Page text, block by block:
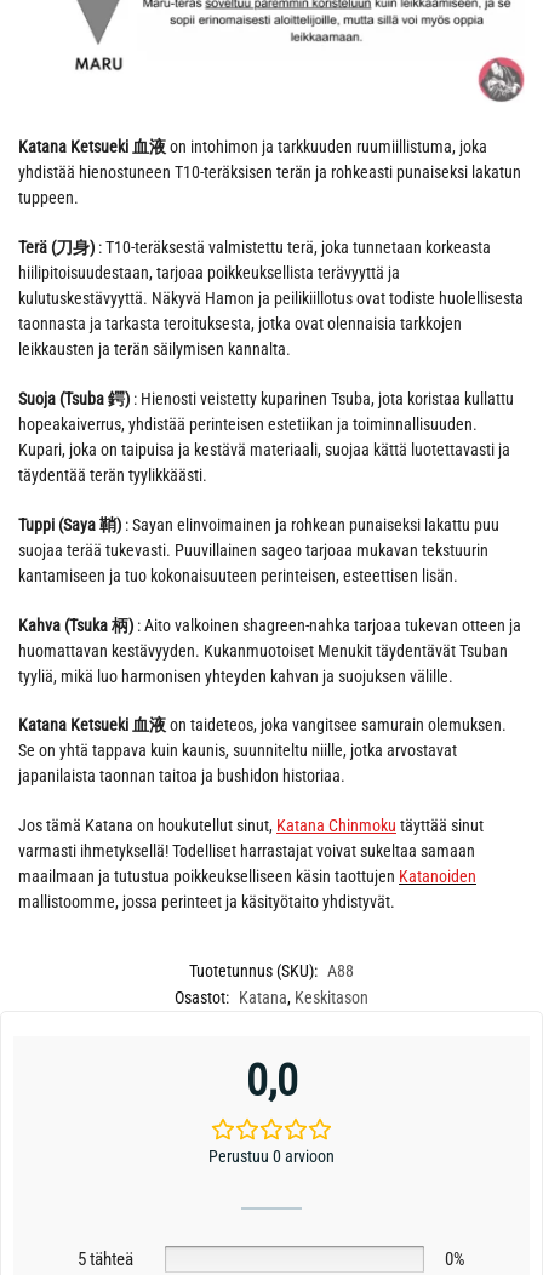
Katana Ketsueki 血液on intohimon ja tarkkuuden ruumiillistuma, joka
yhdistää hienostuneen T10-teräksisen terän ja rohkeasti punaiseksi lakatun
tuppeen.
Terä (刀身) : T10-teräksestä valmistettu terä, joka tunnetaan korkeasta
hiilipitoisuudestaan, tarjoaa poikkeuksellista terävyyttä ja
kulutuskestävyyttä. Näkyvä Hamon ja peilikiillotus ovat todiste huolellisesta
taonnasta ja tarkasta teroituksesta, jotka ovat olennaisia tarkkojen
leikkausten ja terän säilymisen kannalta.
Suoja (Tsuba 鍔) : Hienosti veistetty kuparinen Tsuba, jota koristaa kullattu
hopeakaiverrus, yhdistää perinteisen estetiikan ja toiminnallisuuden.
Kupari, joka on taipuisa ja kestävä materiaali, suojaa kättä luotettavasti ja
täydentää terän tyylikkäästi.
Tuppi (Saya 鞘) : Sayan elinvoimainen ja rohkean punaiseksi lakattu puu
suojaa terää tukevasti. Puuvillainen sageo tarjoaa mukavan tekstuurin
kantamiseen ja tuo kokonaisuuteen perinteisen, esteettisen lisän.
Kahva (Tsuka 柄) : Aito valkoinen shagreen-nahka tarjoaa tukevan otteen ja
huomattavan kestävyyden. Kukanmuotoiset Menukit täydentävät Tsuban
tyyliä, mikä luo harmonisen yhteyden kahvan ja suojuksen välille.
Katana Ketsueki 血液on taideteos, joka vangitsee samurain olemuksen.
Se on yhtä tappava kuin kaunis, suunniteltu niille, jotka arvostavat
japanilaista taonnan taitoa ja bushidon historiaa.
Jos tämä Katana on houkutellut sinut, Katana Chinmoku täyttää sinut
varmasti ihmetyksellä! Todelliset harrastajat voivat sukeltaa samaan
maailmaan ja tutustua poikkeukselliseen käsin taottujen Katanoiden
mallistoomme, jossa perinteet ja käsityötaito yhdistyvät.
Tuotetunnus (SKU): A88
Osastot: Katana, Keskitason
0,0
Perustuu 0 arvioon
5 tähteä
0%